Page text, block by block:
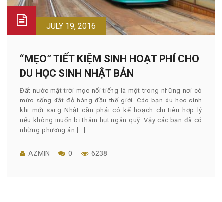
JULY 19, 2016
“MẸO” TIẾT KIỆM SINH HOẠT PHÍ CHO
DU HỌC SINH NHẬT BẢN
Đất nước mặt trời mọc nổi tiếng là một trong những nơi có
mức sống đắt đỏ hàng đầu thế giới. Các bạn du học sinh
khi mới sang Nhật cần phải có kế hoạch chi tiêu hợp lý
nếu không muốn bị thâm hụt ngân quỹ. Vậy các bạn đã có
những phương án […]
AZMIN 0 6238